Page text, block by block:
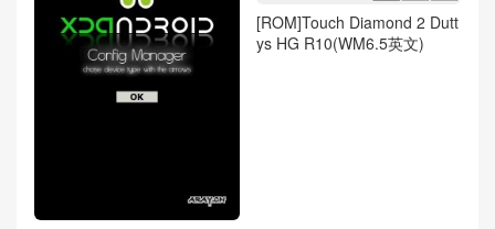
[ROM]Touch Diamond 2 Dutt
ys HG R10(WM6.5英文)